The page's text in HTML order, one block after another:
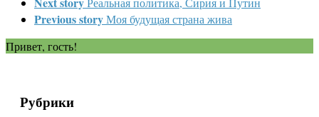
Previous storyМоя будущая страна жива
Привет, гость!
Рубрики